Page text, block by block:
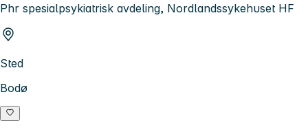
Phr spesialpsykiatrisk avdeling, Nordlandssykehuset HF
Sted
Bodø